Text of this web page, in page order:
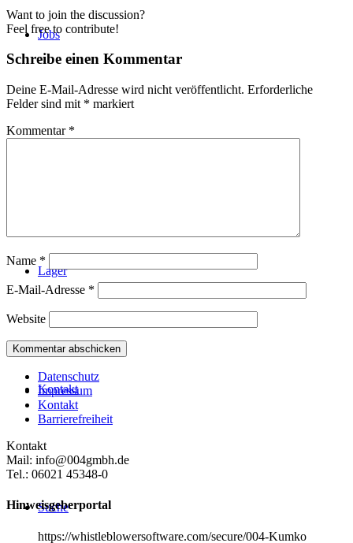
Jobs
Lager
Kontakt
Suche
Want to join the discussion?
Feel free to contribute!
Schreibe einen Kommentar
Deine E-Mail-Adresse wird nicht veröffentlicht. Erforderliche
Felder sind mit * markiert
Kommentar *
Name *
E-Mail-Adresse *
Website
Datenschutz
Impressum
Kontakt
Barrierefreiheit
Kontakt
Mail: info@004gmbh.de
Tel.: 06021 45348-0
Hinweisgeberportal
https://whistleblowersoftware.com/secure/004-Kumko